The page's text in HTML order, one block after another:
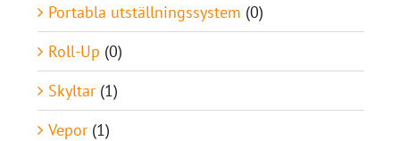
Portabla utställningssystem (0)
Roll-Up (0)
Skyltar (1)
Vepor (1)